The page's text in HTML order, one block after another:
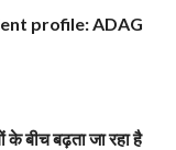
profile: ADAG
के बीच बढ़ता जा रहा है